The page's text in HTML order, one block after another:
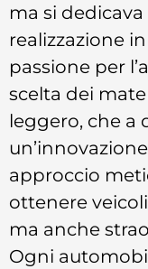
ma si
realizzazione
passione per
scelta dei
leggero, che a
approccio
ottenere
ma anche
Ogni